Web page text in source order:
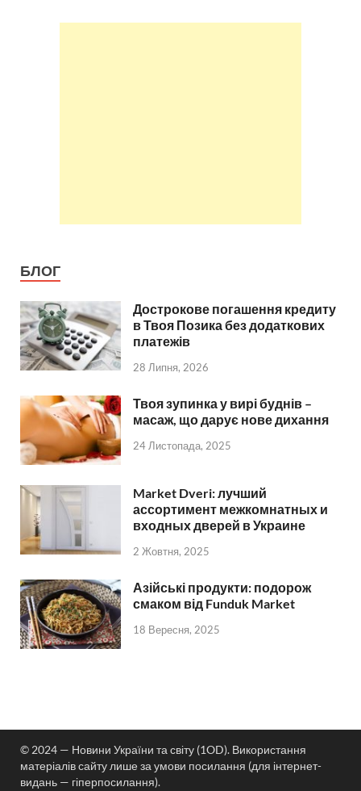
БЛОГ
Дострокове погашення кредиту
в Твоя Позика без додаткових
платежів
28 Липня, 2026
Твоя зупинка у вирі буднів –
масаж, що дарує нове дихання
24 Листопада, 2025
Market Dveri: лучший
ассортимент межкомнатных и
входных дверей в Украине
2 Жовтня, 2025
Азійські продукти: подорож
смаком від Funduk Market
18 Вересня, 2025
© 2024 — Новини України та світу (1OD). Використання
матеріалів сайту лише за умови посилання (для інтернет-
видань — гіперпосилання).